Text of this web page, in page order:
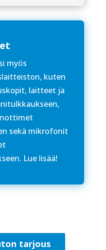
myös
kuten
laitteet ja
sekä mikrofonit
Lue lisää!
tarjous